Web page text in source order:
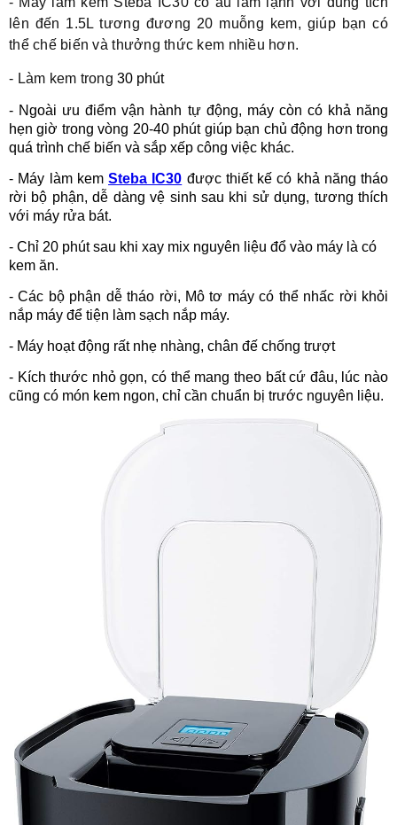
lên đến 1.5L tương đương 20 muỗng kem, giúp bạn có
thể chế biến và thưởng thức kem nhiều hơn.
- Làm kem trong 30 phút
- Ngoài ưu điểm vận hành tự động, máy còn có khả năng
hẹn giờ trong vòng 20-40 phút giúp bạn chủ động hơn trong
quá trình chế biến và sắp xếp công việc khác.
- Máy làm kem Steba IC30 được thiết kế có khả năng tháo
rời bộ phận, dễ dàng vệ sinh sau khi sử dụng, tương thích
với máy rửa bát.
- Chỉ 20 phút sau khi xay mix nguyên liệu đổ vào máy là có
kem ăn.
- Các bộ phận dễ tháo rời, Mô tơ máy có thể nhấc rời khỏi
nắp máy để tiện làm sạch nắp máy.
- Máy hoạt động rất nhẹ nhàng, chân đế chống trượt
- Kích thước nhỏ gọn, có thể mang theo bất cứ đâu, lúc nào
cũng có món kem ngon, chỉ cần chuẩn bị trước nguyên liệu.